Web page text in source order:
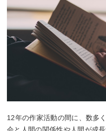
12年の作家活動の間に、数多
会と人間の関係性や人間が成